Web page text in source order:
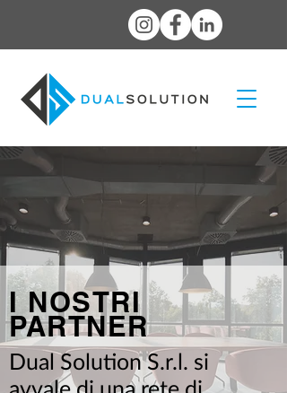
I NOSTRI
PARTNER
Dual Solution S.r.l. si
avvale di una rete di